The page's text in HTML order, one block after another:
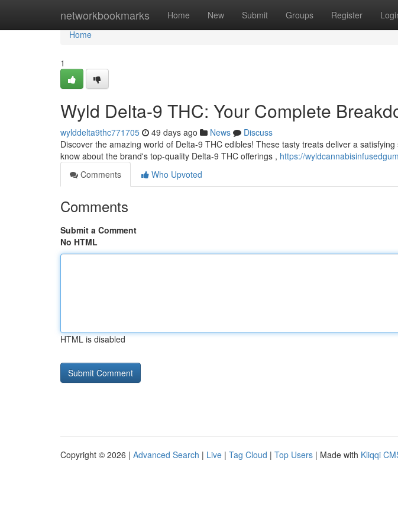
networkbookmarks Home New Submit Groups Register
Home
Home
1
Wyld Delta-9 THC: Your Complete
wylddelta9thc771705 49 days ago News
Discuss
Discover the amazing world of Delta-9 THC edibles! These tasty treats deliver a
know about the brand's top-quality Delta-9 THC offerings , https://
Comments
Who Upvoted
Comments
Submit a Comment
No HTML
HTML is disabled
Copyright © 2026 | Advanced Search | Live | Tag Cloud | Top Users | Made with Kliqqi